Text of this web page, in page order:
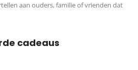
aan ouders, familie of vrienden dat
cadeaus